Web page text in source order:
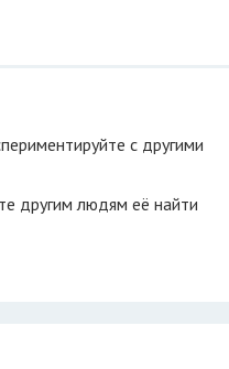
с другими
другим людям её найти